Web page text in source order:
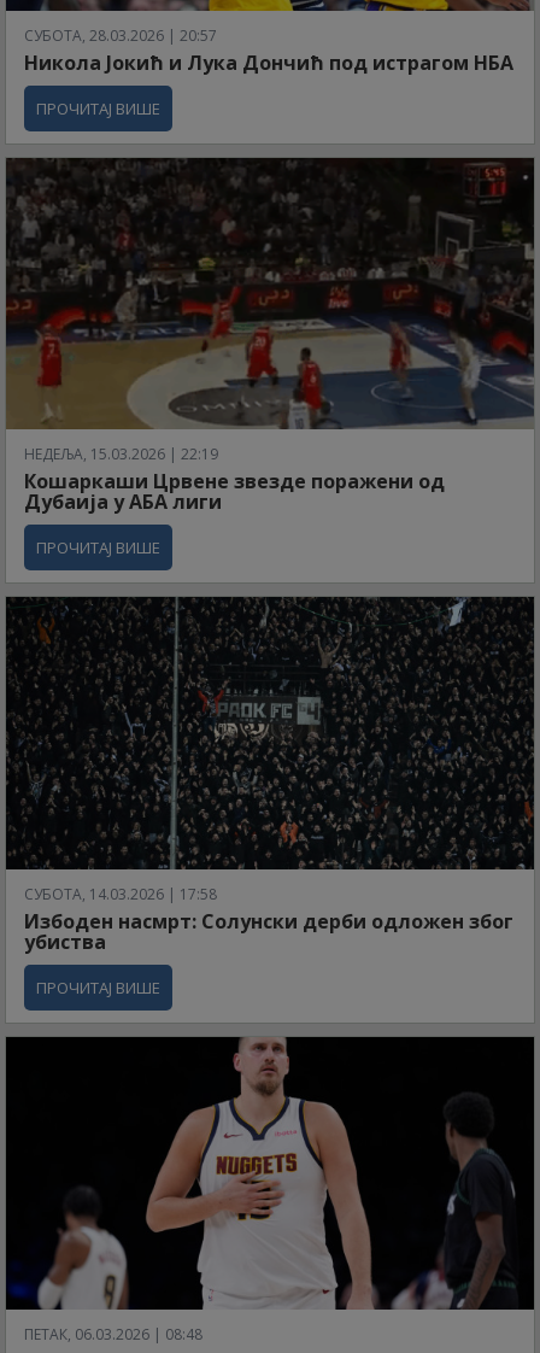
СУБОТА, 28.03.2026 | 20:57
Никола Јокић и Лука Дончић под истрагом НБА
ПРОЧИТАЈ ВИШЕ
НЕДЕЉА, 15.03.2026 | 22:19
Кошаркаши Црвене звезде поражени од
Дубаија у АБА лиги
ПРОЧИТАЈ ВИШЕ
СУБОТА, 14.03.2026 | 17:58
Избоден насмрт: Солунски дерби одложен због
убиства
ПРОЧИТАЈ ВИШЕ
ПЕТАК, 06.03.2026 | 08:48